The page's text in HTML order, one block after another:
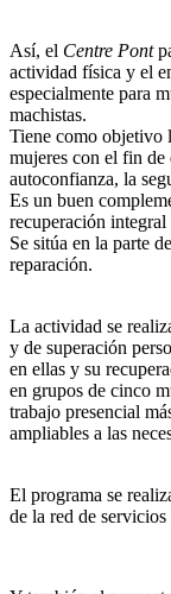
Así, el Centre Pont
actividad física y el
especialmente para
machistas.
Tiene como objetivo
mujeres con el fin
autoconfianza, la
Es un buen
recuperación
Se sitúa en la parte
reparación.
La actividad se
y de superación
en ellas y su
en grupos de cinco
trabajo presencial
ampliables a las
El programa se
de la red de